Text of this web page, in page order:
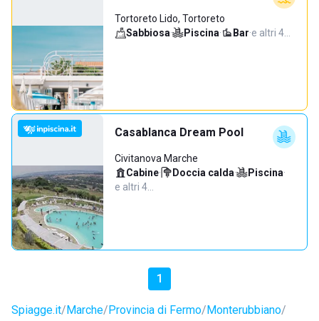
Tortoreto Lido, Tortoreto
Sabbiosa· Piscina· Bar·e altri 4…
Casablanca Dream Pool
Civitanova Marche
Cabine· Doccia calda· Piscina·
e altri 4…
1
Spiagge.it Marche Provincia di Fermo Monterubbiano